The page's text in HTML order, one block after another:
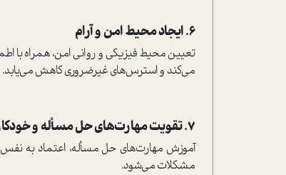
6. ایجاد محیط امن و آرام
تعیین محیط فیزیکی و روانی امن، همراه با
می‌کند و استرس‌های غیرضروری کاهش می‌یابد.
7. تقویت مهارت‌های حل مسأله و خودکارآمدی
آموزش مهارت‌های حل مسأله، اعتماد به
مشکلات می‌شود.